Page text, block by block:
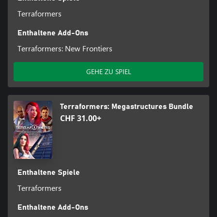
Terraformers
Enthaltene Add-Ons
Terraformers: New Frontiers
GEHE ZU SPIEL
Terraformers: Megastructures Bundle
CHF 31.00+
Enthaltene Spiele
Terraformers
Enthaltene Add-Ons